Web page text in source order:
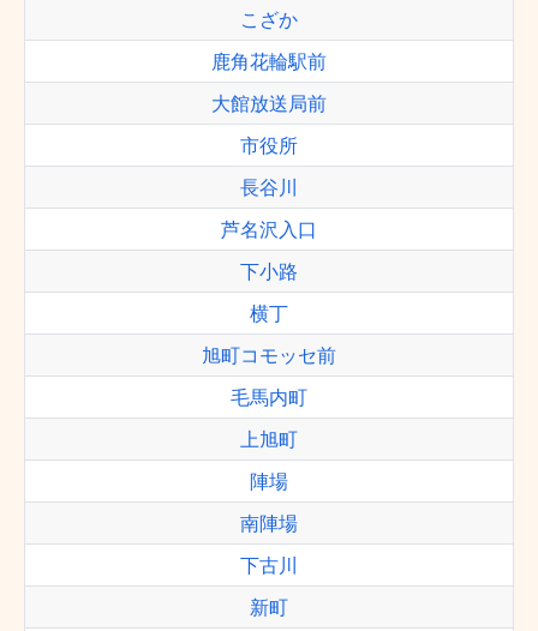
こざか
鹿角花輪駅前
大館放送局前
市役所
長谷川
芦名沢入口
下小路
横丁
旭町コモッセ前
毛馬内町
上旭町
陣場
南陣場
下古川
新町